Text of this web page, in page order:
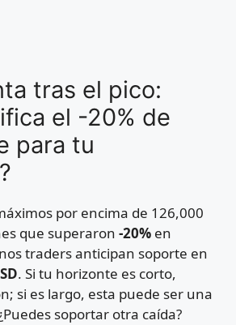
tras el pico:
el -20% de
para tu
por encima de 126,000
que superaron -20% en
traders anticipan soporte en
. Si tu horizonte es corto,
si es largo, esta puede ser una
soportar otra caída?